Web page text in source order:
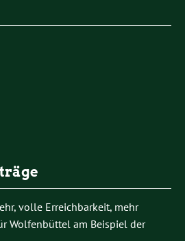
volle Erreichbarkeit, mehr
Wolfenbüttel am Beispiel der